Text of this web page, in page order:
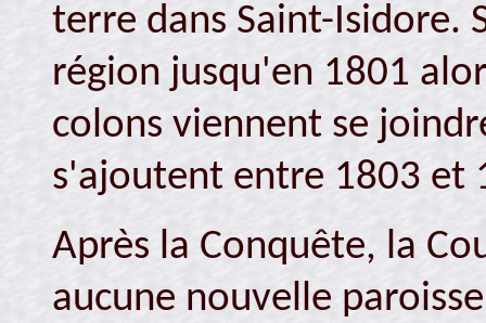
terre dans Saint-Isidore.
région jusqu'en 1801
colons viennent se
s'ajoutent entre 1803 et
Après la Conquête, la
aucune nouvelle